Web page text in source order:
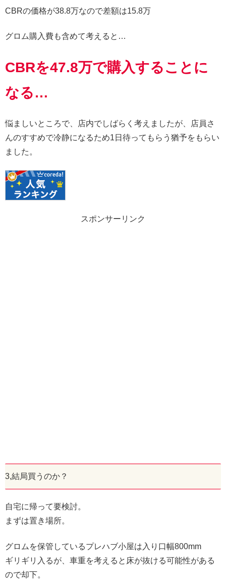
CBRの価格が38.8万なので差額は15.8万
グロム購入費も含めて考えると…
CBRを47.8万で購入することに
なる…
悩ましいところで、店内でしばらく考えましたが、店員さ
んのすすめで冷静になるため1日待ってもらう猶予をもらい
ました。
スポンサーリンク
3,結局買うのか？
自宅に帰って要検討。
まずは置き場所。
グロムを保管しているプレハブ小屋は入り口幅800mm
ギリギリ入るが、車重を考えると床が抜ける可能性がある
ので却下。